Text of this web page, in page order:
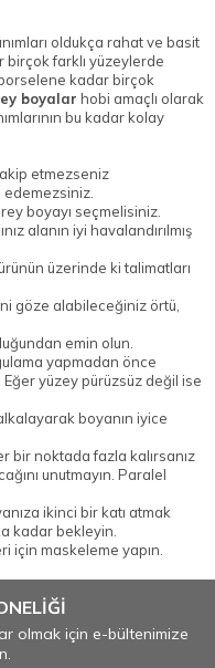
oldukça rahat ve basit
birçok farklı yüzeylerde
kadar birçok
boyalar hobi amaçlı olarak
bu kadar kolay
etmezseniz
boyayı seçmelisiniz.
alanın iyi havalandırılmış
üzerinde ki talimatları
göze alabileceğiniz örtü,
emin olun.
yapmadan önce
yüzey pürüzsüz değil ise
boyanın iyice
bir noktada fazla kalırsanız
unutmayın. Paralel
ikinci bir katı atmak
kadar bekleyin.
için maskeleme yapın.
olmak için e-bültenimize